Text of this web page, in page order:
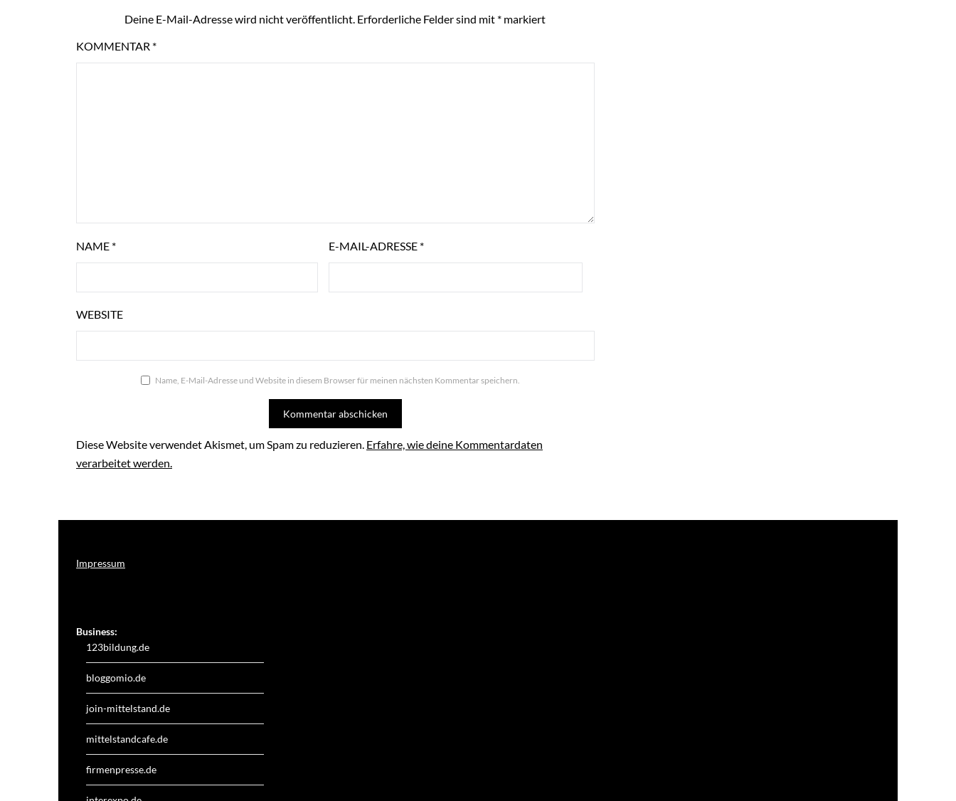
Deine E-Mail-Adresse wird nicht veröffentlicht. Erforderliche Felder sind mit * markiert
KOMMENTAR *
NAME * E-MAIL-ADRESSE *
WEBSITE
Name, E-Mail-Adresse und Website in diesem Browser für meinen nächsten Kommentar speichern.
Diese Website verwendet Akismet, um Spam zu reduzieren. Erfahre, wie deine Kommentardaten
verarbeitet werden.
Impressum
Business:
123bildung.de
bloggomio.de
join-mittelstand.de
mittelstandcafe.de
firmenpresse.de